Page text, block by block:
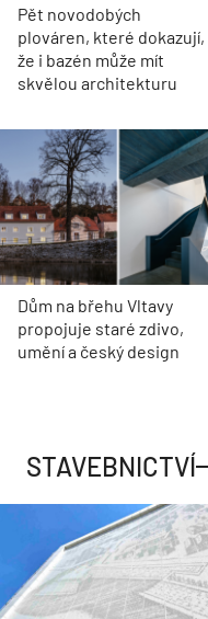
Pět novodobých
plováren, které dokazují,
že i bazén může mít
skvělou architekturu
Dům na břehu Vltavy
propojuje staré zdivo,
umění a český design
STAVEBNICTVÍ